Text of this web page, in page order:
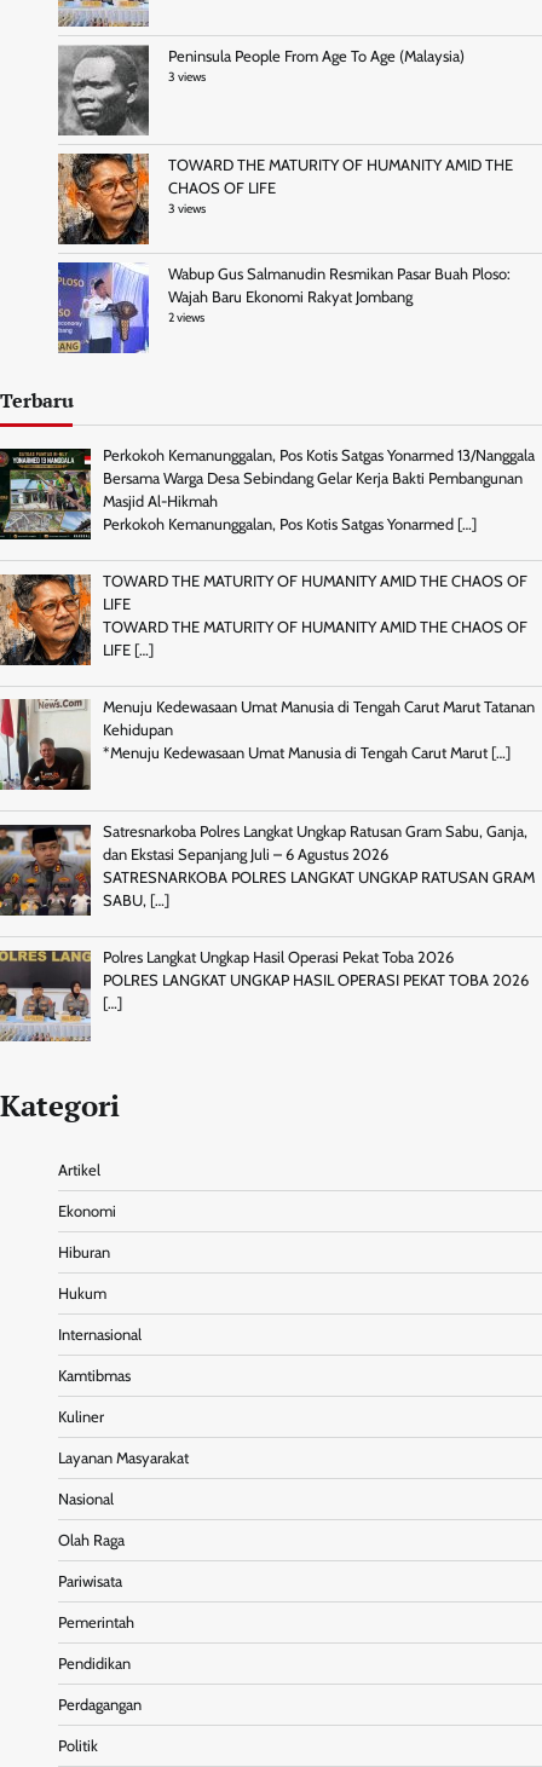
Peninsula People From Age To Age (Malaysia)
3 views
TOWARD THE MATURITY OF HUMANITY AMID THE
CHAOS OF LIFE
3 views
Wabup Gus Salmanudin Resmikan Pasar Buah Ploso:
Wajah Baru Ekonomi Rakyat Jombang
2 views
Terbaru
Perkokoh Kemanunggalan, Pos Kotis Satgas Yonarmed 13/Nanggala
Bersama Warga Desa Sebindang Gelar Kerja Bakti Pembangunan
Masjid Al-Hikmah
Perkokoh Kemanunggalan, Pos Kotis Satgas Yonarmed […]
TOWARD THE MATURITY OF HUMANITY AMID THE CHAOS OF
LIFE
TOWARD THE MATURITY OF HUMANITY AMID THE CHAOS OF
LIFE […]
Menuju Kedewasaan Umat Manusia di Tengah Carut Marut Tatanan
Kehidupan
*Menuju Kedewasaan Umat Manusia di Tengah Carut Marut […]
Satresnarkoba Polres Langkat Ungkap Ratusan Gram Sabu, Ganja,
dan Ekstasi Sepanjang Juli – 6 Agustus 2026
SATRESNARKOBA POLRES LANGKAT UNGKAP RATUSAN GRAM
SABU, […]
Polres Langkat Ungkap Hasil Operasi Pekat Toba 2026
POLRES LANGKAT UNGKAP HASIL OPERASI PEKAT TOBA 2026
[…]
Kategori
Artikel
Ekonomi
Hiburan
Hukum
Internasional
Kamtibmas
Kuliner
Layanan Masyarakat
Nasional
Olah Raga
Pariwisata
Pemerintah
Pendidikan
Perdagangan
Politik